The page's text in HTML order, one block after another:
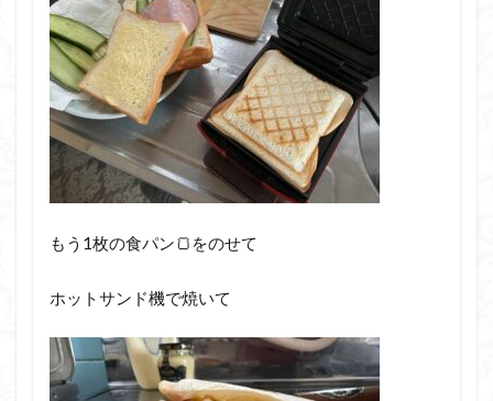
もう1枚の食パン🍞をのせて
ホットサンド機で焼いて